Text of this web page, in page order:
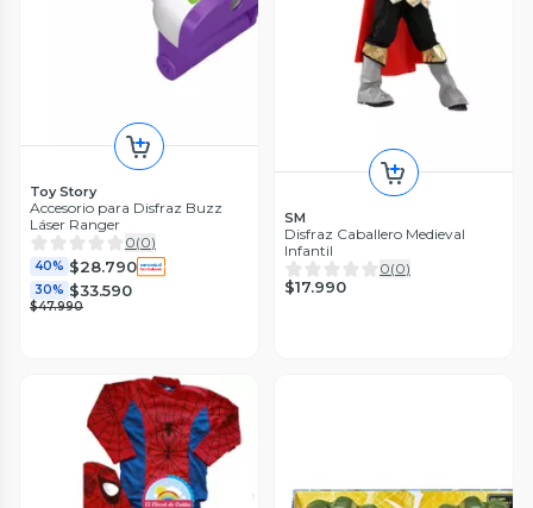
Toy Story
Accesorio para Disfraz Buzz
Láser Ranger
0(0)
40% $28.790
30% $33.590
$47.990
SM
Disfraz Caballero Medieval
Infantil
0(0)
$17.990